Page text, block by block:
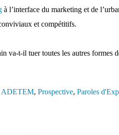
à l’interface du marketing et de
et compétitifs.
va-t-il tuer toutes les autres formes
ADETEM, Prospective, Paroles